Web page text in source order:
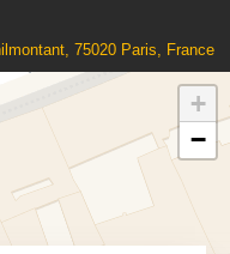
75020 Paris, France
+
−